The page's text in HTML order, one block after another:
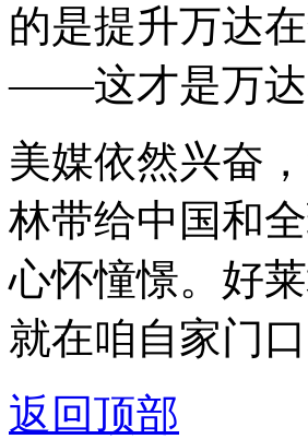
的是提升万达
——这才是万达
美媒依然兴奋，
林带给中国和
心怀憧憬。好
就在咱自家门
返回顶部